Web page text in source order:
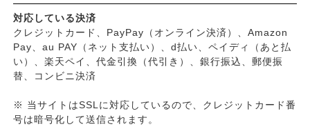
対応している決済
クレジットカード、PayPay（オンライン決済）、Amazon
Pay、au PAY（ネット支払い）、d払い、ペイディ（あと払
い）、楽天ペイ、代金引換（代引き）、銀行振込、郵便振
替、コンビニ決済
※ 当サイトはSSLに対応しているので、クレジットカード番
号は暗号化して送信されます。